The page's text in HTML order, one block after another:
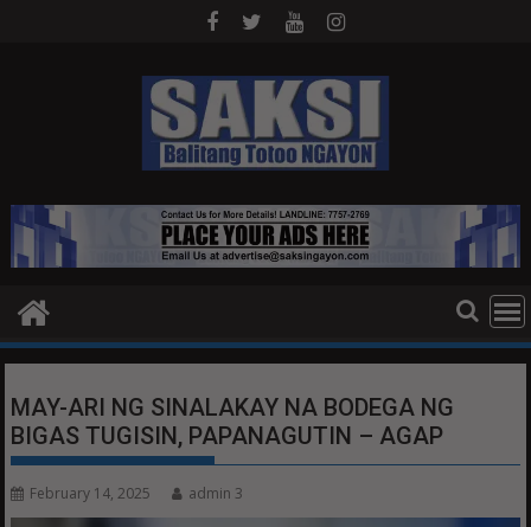
MAY-ARI NG SINALAKAY NA BODEGA NG
BIGAS TUGISIN, PAPANAGUTIN – AGAP
February 14, 2025 admin 3